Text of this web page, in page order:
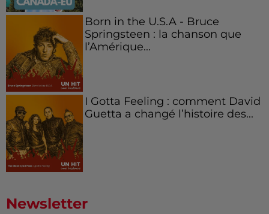
Born in the U.S.A - Bruce
Springsteen : la chanson que
l’Amérique...
I Gotta Feeling : comment David
Guetta a changé l’histoire des...
Newsletter